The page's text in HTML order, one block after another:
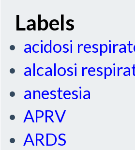
Labels
acidosi
alcalosi
anestesia
APRV
ARDS